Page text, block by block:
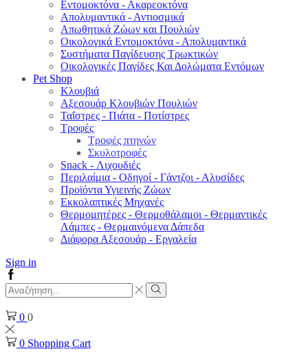
Εντομοκτόνα - Ακαρεοκτόνα
Απολυμαντικά - Αντιοσμικά
Απωθητικά Ζώων και Πουλιών
Οικολογικά Εντομοκτόνα - Απολυμαντικά
Συστήματα Παγίδευσης Τρωκτικών
Οικολογικές Παγίδες Και Δολώματα Εντόμων
Pet Shop
Κλουβιά
Αξεσουάρ Κλουβιών Πουλιών
Ταΐστρες - Πιάτα - Ποτίστρες
Τροφές
Τροφές πτηνών
Σκυλοτροφές
Snack - Λιχουδιές
Περιλαίμια - Οδηγοί - Γάντζοι - Αλυσίδες
Προϊόντα Υγιεινής Ζώων
Εκκολαπτικές Μηχανές
Θερμομητέρες - Θερμοθάλαμοι - Θερμαντικές
Λάμπες - Θερμαινόμενα Δάπεδα
Διάφορα Αξεσουάρ - Εργαλεία
Sign in
Facebook
Search
input
Search
0 0
0 Shopping Cart